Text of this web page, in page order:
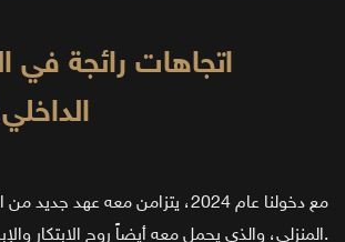
الداخلي
مع دخولنا عام 2024، يتزامن معه عهد
المنزلي، والذي يحمل معه أيضاً روح الابتكار والإبداع بدلاً من التقليد.